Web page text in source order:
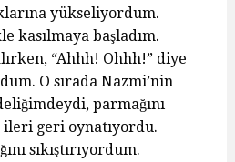
yükseliyordum.
kasılmaya başladım.
“Ahhh! Ohhh!” diye
O sırada Nazmi’nin
parmağını
ileri geri oynatıyordu.
sıkıştırıyordum.